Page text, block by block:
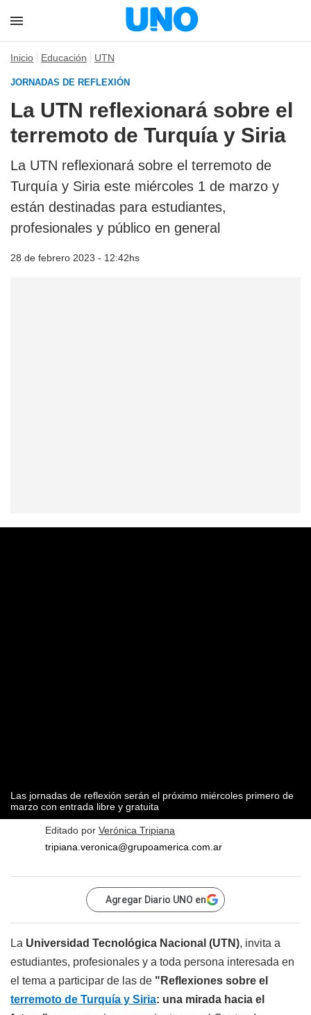
Inicio Educación UTN
JORNADAS DE REFLEXIÓN
La UTN reflexionará sobre el
terremoto de Turquía y Siria
La UTN reflexionará sobre el terremoto de
Turquía y Siria este miércoles 1 de marzo y
están destinadas para estudiantes,
profesionales y público en general
28 de febrero 2023 - 12:42hs
Las jornadas de reflexión serán el próximo miércoles primero de
marzo con entrada libre y gratuita
Editado por Verónica Tripiana
tripiana.veronica@grupoamerica.com.ar
Agregar Diario UNO en
La Universidad Tecnológica Nacional (UTN), invita a
estudiantes, profesionales y a toda persona interesada en
el tema a participar de las de "Reflexiones sobre el
terremoto de Turquía y Siria: una mirada hacia el